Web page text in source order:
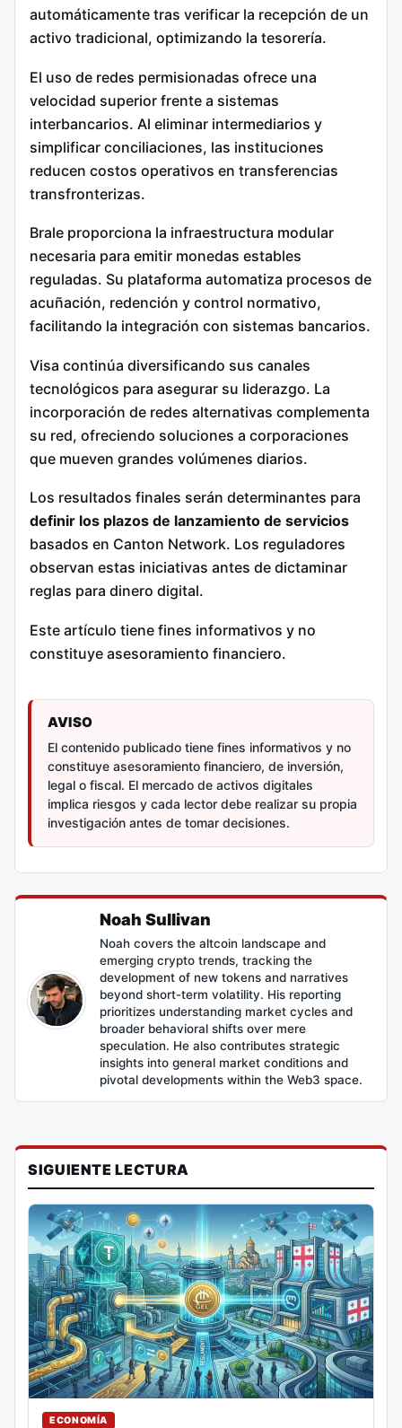
automáticamente tras verificar la recepción de un
activo tradicional, optimizando la tesorería.
El uso de redes permisionadas ofrece una
velocidad superior frente a sistemas
interbancarios. Al eliminar intermediarios y
simplificar conciliaciones, las instituciones
reducen costos operativos en transferencias
transfronterizas.
Brale proporciona la infraestructura modular
necesaria para emitir monedas estables
reguladas. Su plataforma automatiza procesos de
acuñación, redención y control normativo,
facilitando la integración con sistemas bancarios.
Visa continúa diversificando sus canales
tecnológicos para asegurar su liderazgo. La
incorporación de redes alternativas complementa
su red, ofreciendo soluciones a corporaciones
que mueven grandes volúmenes diarios.
Los resultados finales serán determinantes para
definir los plazos de lanzamiento de servicios
basados en Canton Network. Los reguladores
observan estas iniciativas antes de dictaminar
reglas para dinero digital.
Este artículo tiene fines informativos y no
constituye asesoramiento financiero.
AVISO
El contenido publicado tiene fines informativos y no
constituye asesoramiento financiero, de inversión,
legal o fiscal. El mercado de activos digitales
implica riesgos y cada lector debe realizar su propia
investigación antes de tomar decisiones.
Noah Sullivan
Noah covers the altcoin landscape and
emerging crypto trends, tracking the
development of new tokens and narratives
beyond short-term volatility. His reporting
prioritizes understanding market cycles and
broader behavioral shifts over mere
speculation. He also contributes strategic
insights into general market conditions and
pivotal developments within the Web3 space.
SIGUIENTE LECTURA
ECONOMÍA